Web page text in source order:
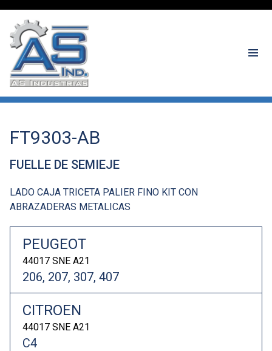
FT9303-AB
FUELLE DE SEMIEJE
LADO CAJA TRICETA PALIER FINO KIT CON
ABRAZADERAS METALICAS
PEUGEOT
44017 SNE A21
206, 207, 307, 407
CITROEN
44017 SNE A21
C4